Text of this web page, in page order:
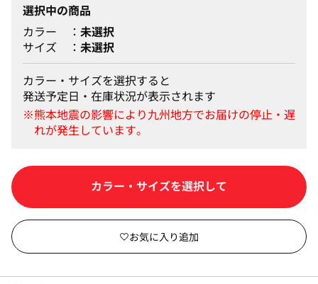
選択中の商品
カラー
未選択
サイズ
未選択
カラー・サイズを選択すると
発送予定日・在庫状況が表示されます
カートに入れる